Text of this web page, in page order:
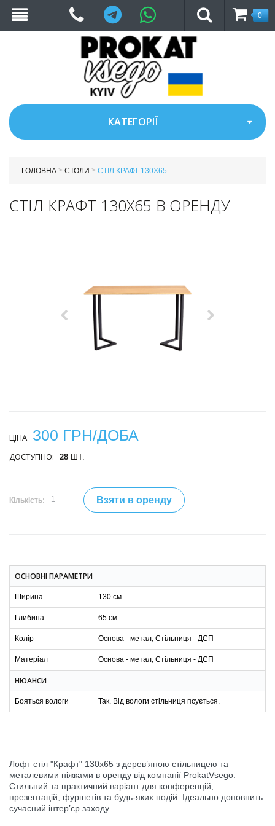
Telegram
0
КАТЕГОРІЇ
ГОЛОВНА > СТОЛИ > СТІЛ КРАФТ 130Х65
СТІЛ КРАФТ 130Х65 В ОРЕНДУ
ЦІНА 300 ГРН/ДОБА
ДОСТУПНО: 28 ШТ.
Кількість: Взяти в оренду
ОСНОВНІ ПАРАМЕТРИ
Ширина 130 см
Глибина 65 см
Колір Основа - метал; Стільниця - ДСП
Матеріал Основа - метал; Стільниця - ДСП
НЮАНСИ
Бояться вологи Так. Від вологи стільниця псується.
Лофт стіл "Крафт" 130х65 з дерев’яною стільницею та
металевими ніжками в оренду від компанії ProkatVsego.
Стильний та практичний варіант для конференцій,
презентацій, фуршетів та будь-яких подій. Ідеально доповнить
сучасний інтер’єр заходу.